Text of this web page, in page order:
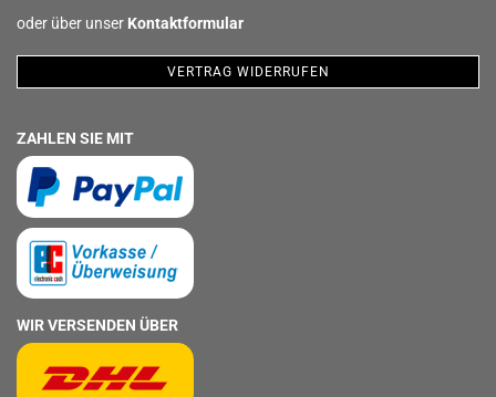
oder über unser Kontaktformular
VERTRAG WIDERRUFEN
ZAHLEN SIE MIT
WIR VERSENDEN ÜBER